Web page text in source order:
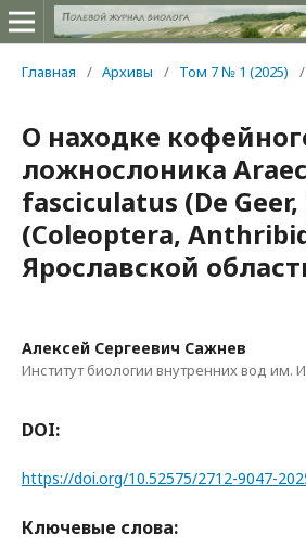
Главная / Архивы / Том 7 № 1 (2025) /
О находке
ложнослоника
fasciculatus (De Geer,
(Coleoptera,
Ярославской
Алексей Сергеевич Сажнев
Институт биологии внутренних вод им.
DOI:
https://doi.org/10.52575/2712-9047-
Ключевые слова: